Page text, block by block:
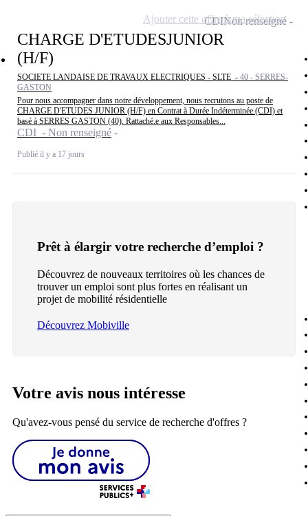
CHARGE D'ETUDESJUNIOR
(H/F)
SOCIETE LANDAISE DE TRAVAUX ELECTRIQUES - SLTE - 40 - SERRES-
GASTON
Pour nous accompagner dans notre développement, nous recrutons au poste de
CHARGE D'ETUDES JUNIOR (H/F) en Contrat à Durée Indéterminée (CDI) et
basé à SERRES GASTON (40). Rattaché.e aux Responsables...
CDI - Non renseigné
Publié il y a 17 jours
CDINon renseigné
Ajouter cette offre à ma sélection
Prêt à élargir votre recherche d’emploi ?
Découvrez de nouveaux territoires où les chances de
trouver un emploi sont plus fortes en réalisant un
projet de mobilité résidentielle
Découvrez Mobiville
Votre avis nous intéresse
Qu'avez-vous pensé du service de recherche d'offres ?